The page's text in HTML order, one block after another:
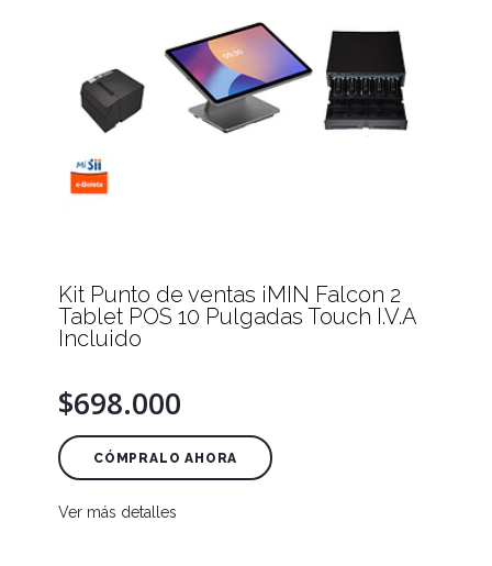
Kit Punto de ventas iMIN Falcon 2
Tablet POS 10 Pulgadas Touch I.V.A
Incluido
$698.000
CÓMPRALO AHORA
Ver más detalles